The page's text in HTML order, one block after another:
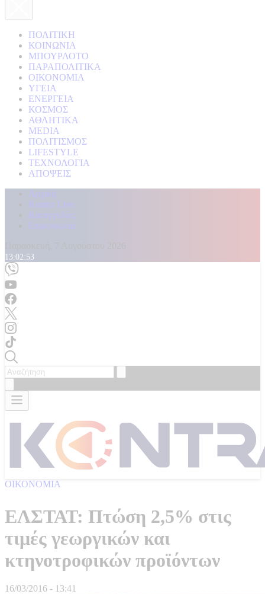
ΠΟΛΙΤΙΚΗ
ΚΟΙΝΩΝΙΑ
ΜΠΟΥΡΛΟΤΟ
ΠΑΡΑΠΟΛΙΤΙΚΑ
ΟΙΚΟΝΟΜΙΑ
ΥΓΕΙΑ
ΕΝΕΡΓΕΙΑ
ΚΟΣΜΟΣ
ΑΘΛΗΤΙΚΑ
MEDIA
ΠΟΛΙΤΙΣΜΟΣ
LIFESTYLE
ΤΕΧΝΟΛΟΓΙΑ
ΑΠΟΨΕΙΣ
Αρχική
Kontra Live
Καταγγελίες
Επικοινωνία
13:02:55
ΟΙΚΟΝΟΜΙΑ
ΕΛΣΤΑΤ: Πτώση 2,5% στις
τιμές γεωργικών και
κτηνοτροφικών προϊόντων
16/03/2016 - 13:41